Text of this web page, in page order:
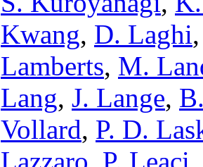
Kwang, D. Laghi
Lamberts, M.
Lang, J. Lange,
Vollard, P. D.